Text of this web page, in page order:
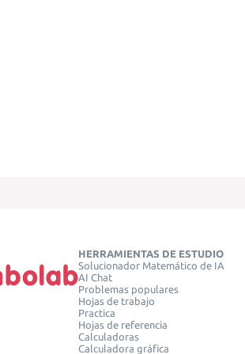
HERRAMIENTAS DE ESTUDIO
Solucionador Matemático de IA
AI Chat
Problemas populares
Hojas de trabajo
Practica
Hojas de referencia
Calculadoras
Calculadora gráfica